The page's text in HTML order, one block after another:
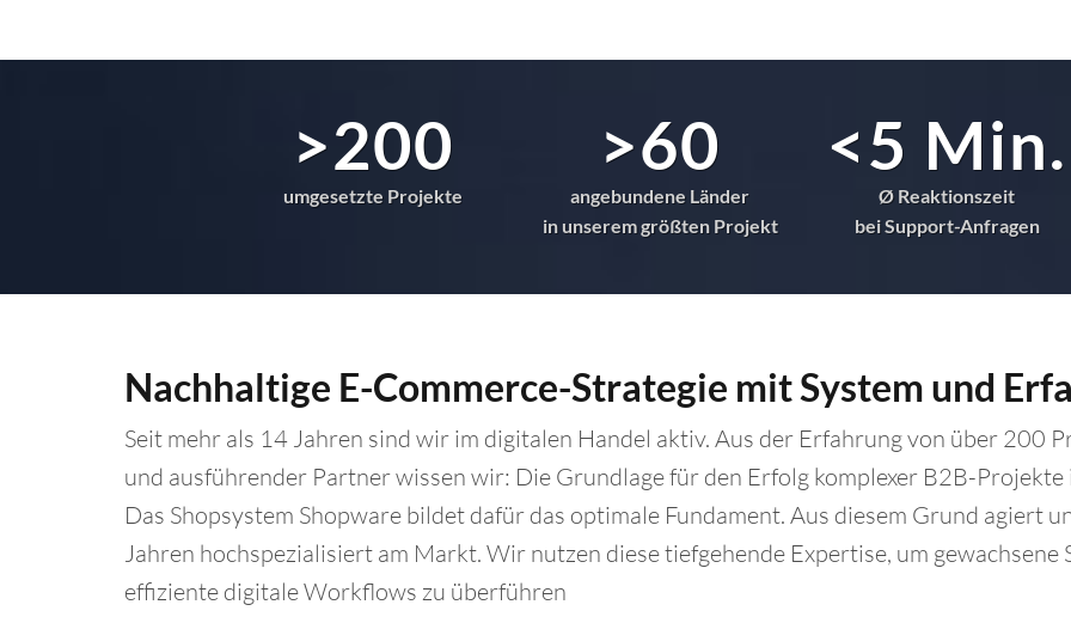
>200
umgesetzte Projekte
>60
angebundene Länder
in unserem größten Projekt
<5 Min.
Ø Reaktionszeit
bei Support-Anfragen
Nachhaltige E-Commerce-Strategie mit System und
Seit mehr als 14 Jahren sind wir im digitalen Handel aktiv. Aus der Erfahrung von über 200
und ausführender Partner wissen wir: Die Grundlage für den Erfolg komplexer B2B-
Das Shopsystem Shopware bildet dafür das optimale Fundament. Aus diesem Grund agiert
Jahren hochspezialisiert am Markt. Wir nutzen diese tiefgehende Expertise, um
effiziente digitale Workflows zu überführen